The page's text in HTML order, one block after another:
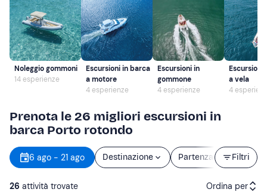
Noleggio gommoni
14 esperienze
Escursioni in barca
a motore
4 esperienze
Escursioni in
gommone
4 esperienze
Escursioni
a vela
4
Prenota le 26 migliori escursioni in
barca Porto rotondo
Filtri
6 ago - 21 ago Destinazione Partenza Durata
26 attività trovate Ordina per